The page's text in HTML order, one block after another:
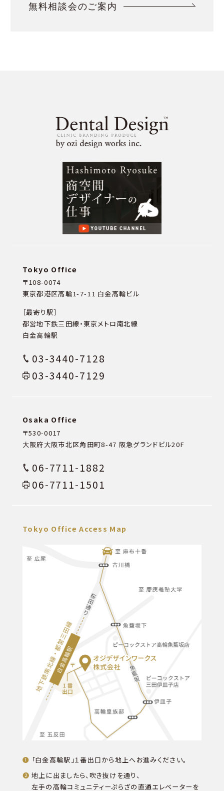
無料相談会のご案内
Tokyo Office
〒108-0074
東京都港区高輪1-7-11 白金高輪ビル
［最寄り駅］
都営地下鉄三田線・東京メトロ南北線
白金高輪駅
03-3440-7128
03-3440-7129
Osaka Office
〒530-0017
大阪府大阪市北区角田町8-47 阪急グランドビル20F
06-7711-1882
06-7711-1501
Tokyo Office Access Map
「白金高輪駅」１番出口から地上へお進みください。
地上に出ましたら、吹き抜けを通り、
左手の高輪コミュニティーぷらざの直通エレベーターを